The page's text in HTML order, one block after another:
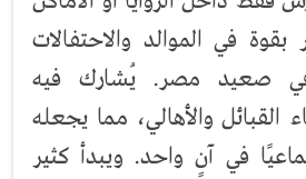
في الموالد والاحتفالات
في صعيد مصر. يُشارك فيه
القبائل والأهالي، مما يجعله
في آنٍ واحد. ويبدأ كثير